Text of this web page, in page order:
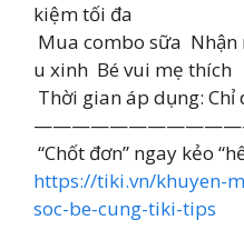
kiệm tối đa
Mua combo sữa Nhận
u xinh Bé vui mẹ thích
Thời gian áp dụng:
“Chốt đơn” ngay kẻo
https://tiki.vn/khuyen-
soc-be-cung-tiki-tips